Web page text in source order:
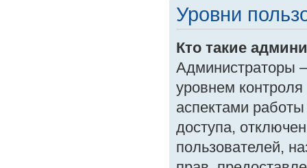
Уровни
Кто такие
Администраторы
уровнем
аспектами
доступа,
пользователей,